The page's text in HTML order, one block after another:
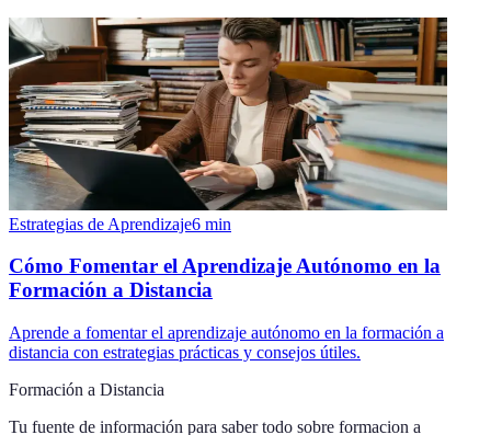
Estrategias de Aprendizaje6 min
Cómo Fomentar el Aprendizaje Autónomo en la
Formación a Distancia
Aprende a fomentar el aprendizaje autónomo en la formación a
distancia con estrategias prácticas y consejos útiles.
Formación a Distancia
Tu fuente de información para saber todo sobre formacion a